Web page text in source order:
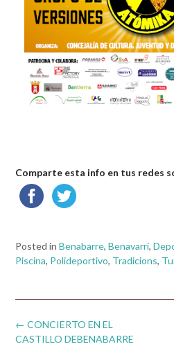
Comparte esta info en tus redes
Posted in Benabarre, Benavarri,
Piscina, Polideportivo, Tradicions,
Post
navigation
← CONCIERTO EN EL
CASTILLO DEBENABARRE